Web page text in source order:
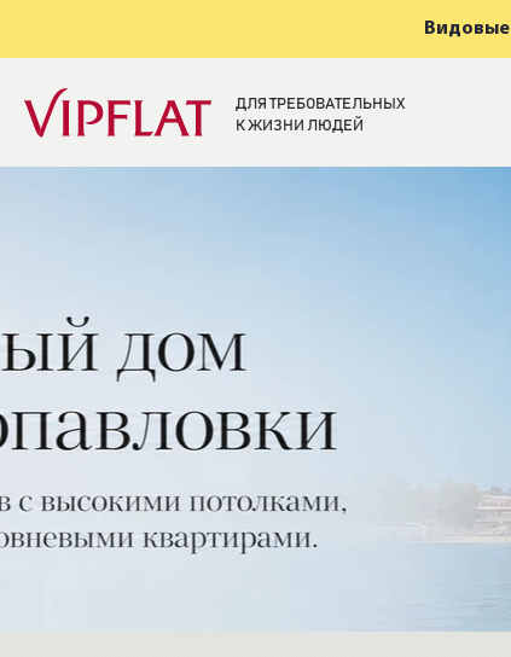
Видовые
ДЛЯ ТРЕБОВАТЕЛЬНЫХ
К ЖИЗНИ ЛЮДЕЙ
Элитная
Санкт-
Продажа элитных квартир,